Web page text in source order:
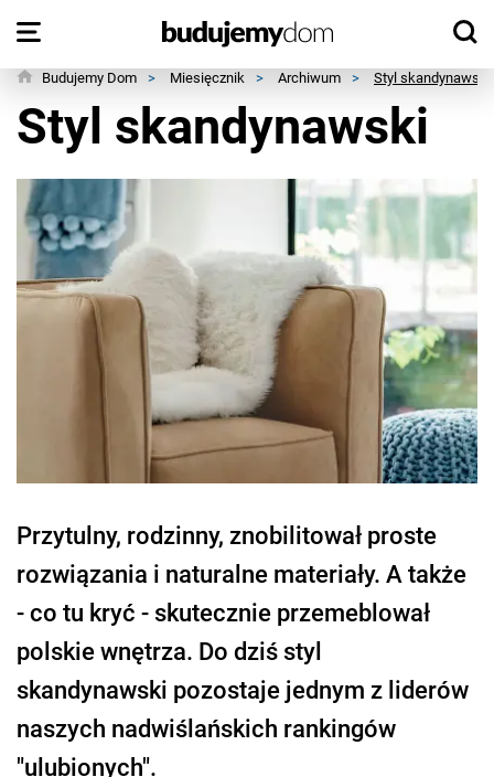
Budujemy Dom > Miesięcznik > Archiwum > Styl skandynawski
Styl skandynawski
Przytulny, rodzinny, znobilitował proste
rozwiązania i naturalne materiały. A także
- co tu kryć - skutecznie przemeblował
polskie wnętrza. Do dziś styl
skandynawski pozostaje jednym z liderów
naszych nadwiślańskich rankingów
"ulubionych".